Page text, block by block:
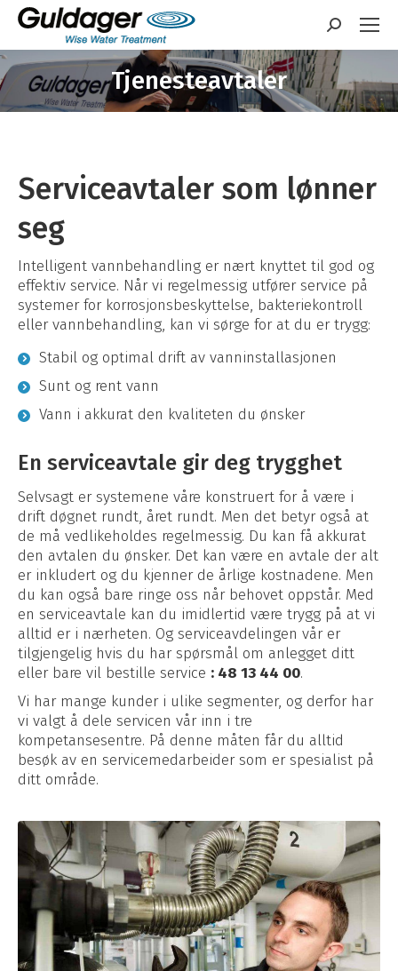
Søk:
Tjenesteavtaler
Nå er du her:
Serviceavtaler som lønner
seg
Intelligent vannbehandling er nært knyttet til god og
effektiv service. Når vi regelmessig utfører service på
systemer for korrosjonsbeskyttelse, bakteriekontroll
eller vannbehandling, kan vi sørge for at du er trygg:
Stabil og optimal drift av vanninstallasjonen
Sunt og rent vann
Vann i akkurat den kvaliteten du ønsker
En serviceavtale gir deg trygghet
Selvsagt er systemene våre konstruert for å være i
drift døgnet rundt, året rundt. Men det betyr også at
de må vedlikeholdes regelmessig. Du kan få akkurat
den avtalen du ønsker. Det kan være en avtale der alt
er inkludert og du kjenner de årlige kostnadene. Men
du kan også bare ringe oss når behovet oppstår. Med
en serviceavtale kan du imidlertid være trygg på at vi
alltid er i nærheten. Og serviceavdelingen vår er
tilgjengelig hvis du har spørsmål om anlegget ditt
eller bare vil bestille service : 48 13 44 00.
Vi har mange kunder i ulike segmenter, og derfor har
vi valgt å dele servicen vår inn i tre
kompetansesentre. På denne måten får du alltid
besøk av en servicemedarbeider som er spesialist på
ditt område.